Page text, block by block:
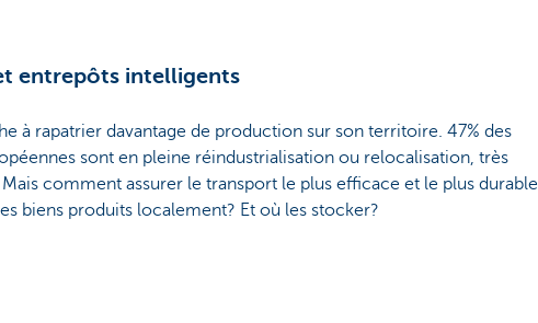
entrepôts intelligents
à rapatrier davantage de production sur son territoire. 47% des
sont en pleine réindustrialisation ou relocalisation, très
comment assurer le transport le plus efficace et le plus durable
biens produits localement? Et où les stocker?